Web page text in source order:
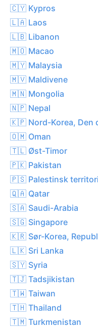
🇨🇾 Kypros
🇱🇦 Laos
🇱🇧 Libanon
🇲🇴 Macao
🇲🇾 Malaysia
🇲🇻 Maldivene
🇲🇳 Mongolia
🇳🇵 Nepal
🇰🇵 Nord-Korea, Den
🇴🇲 Oman
🇹🇱 Øst-Timor
🇵🇰 Pakistan
🇵🇸 Palestinsk
🇶🇦 Qatar
🇸🇦 Saudi-Arabia
🇸🇬 Singapore
🇰🇷 Sør-Korea,
🇱🇰 Sri Lanka
🇸🇾 Syria
🇹🇯 Tadsjikistan
🇹🇼 Taiwan
🇹🇭 Thailand
🇹🇲 Turkmenistan